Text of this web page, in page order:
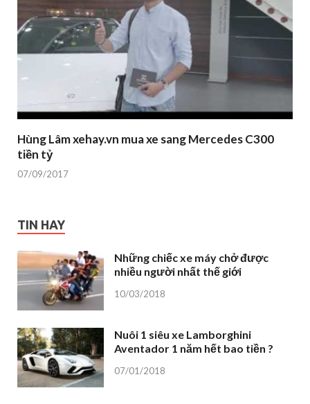
Hùng Lâm xehay.vn mua xe sang Mercedes C300
tiền tỷ
07/09/2017
TIN HAY
Những chiếc xe máy chở được
nhiều người nhất thế giới
10/03/2018
Nuôi 1 siêu xe Lamborghini
Aventador 1 năm hết bao tiền ?
07/01/2018